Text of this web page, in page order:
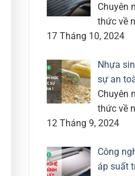
Chuyên
thức về
17 Tháng 10, 2024
Nhựa
sự an
Chuyên
thức về
12 Tháng 9, 2024
Công
áp suất